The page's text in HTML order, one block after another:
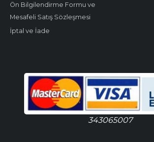
Ön Bilgilendirme Formu ve
Mesafeli Satış Sözleşmesi
İptal ve İade
343065007